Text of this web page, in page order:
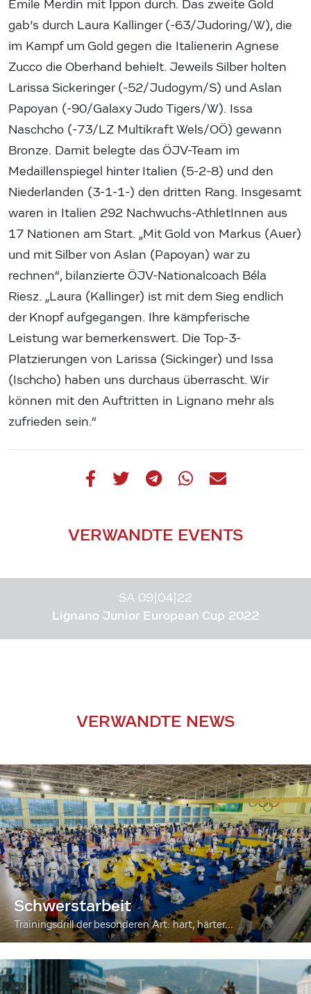
Emile Merdin mit Ippon durch. Das zweite Gold
gab’s durch Laura Kallinger (-63/Judoring/W), die
im Kampf um Gold gegen die Italienerin Agnese
Zucco die Oberhand behielt. Jeweils Silber holten
Larissa Sickeringer (-52/Judogym/S) und Aslan
Papoyan (-90/Galaxy Judo Tigers/W). Issa
Naschcho (-73/LZ Multikraft Wels/OÖ) gewann
Bronze. Damit belegte das ÖJV-Team im
Medaillenspiegel hinter Italien (5-2-8) und den
Niederlanden (3-1-1-) den dritten Rang. Insgesamt
waren in Italien 292 Nachwuchs-AthletInnen aus
17 Nationen am Start. „Mit Gold von Markus (Auer)
und mit Silber von Aslan (Papoyan) war zu
rechnen“, bilanzierte ÖJV-Nationalcoach Béla
Riesz. „Laura (Kallinger) ist mit dem Sieg endlich
der Knopf aufgegangen. Ihre kämpferische
Leistung war bemerkenswert. Die Top-3-
Platzierungen von Larissa (Sickinger) und Issa
(Ischcho) haben uns durchaus überrascht. Wir
können mit den Auftritten in Lignano mehr als
zufrieden sein.“
VERWANDTE EVENTS
SA 09|04|22
Lignano Junior European Cup 2022
VERWANDTE NEWS
Schwerstarbeit
Trainingsdrill der besonderen Art: hart, härter...